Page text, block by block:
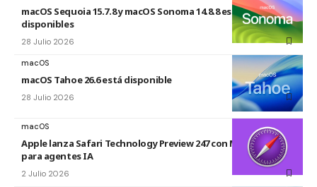
macOS Sequoia 15.7.8 y macOS Sonoma 14.8.8 están
disponibles
28 Julio 2026
macOS
macOS Tahoe 26.6 está disponible
28 Julio 2026
macOS
Apple lanza Safari Technology Preview 247 con MCP Server
para agentes IA
2 Julio 2026